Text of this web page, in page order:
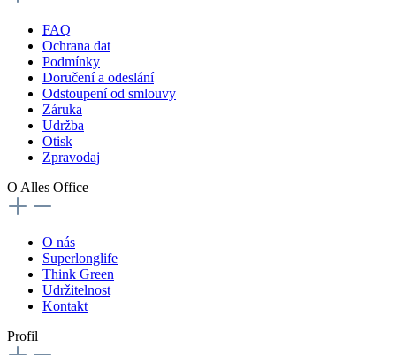
FAQ
Ochrana dat
Podmínky
Doručení a odeslání
Odstoupení od smlouvy
Záruka
Udržba
Otisk
Zpravodaj
O Alles Office
O nás
Superlonglife
Think Green
Udržitelnost
Kontakt
Profil